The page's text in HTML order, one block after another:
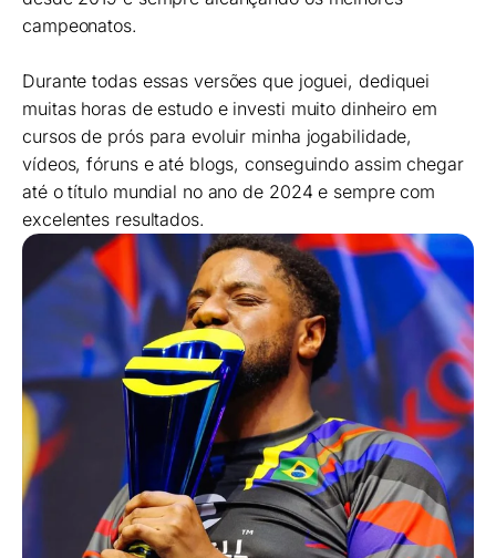
campeonatos.
Durante todas essas versões que joguei, dediquei
muitas horas de estudo e investi muito dinheiro em
cursos de prós para evoluir minha jogabilidade,
vídeos, fóruns e até blogs, conseguindo assim chegar
até o título mundial no ano de 2024 e sempre com
excelentes resultados.